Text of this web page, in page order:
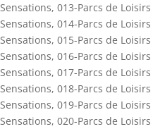
Sensations, 013-Parcs de Loisirs
Sensations, 014-Parcs de Loisirs
Sensations, 015-Parcs de Loisirs
Sensations, 016-Parcs de Loisirs
Sensations, 017-Parcs de Loisirs
Sensations, 018-Parcs de Loisirs
Sensations, 019-Parcs de Loisirs
Sensations, 020-Parcs de Loisirs